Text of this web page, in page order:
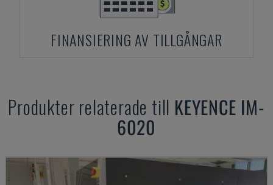
FINANSIERING AV TILLGÅNGAR
Produkter relaterade till KEYENCE IM-
6020